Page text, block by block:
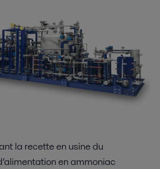
la recette en usine du
en ammoniac